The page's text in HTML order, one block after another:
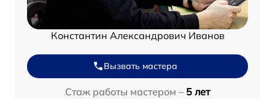
Константин Александрович Иванов
Вызвать мастера
Стаж работы мастером – 5 лет